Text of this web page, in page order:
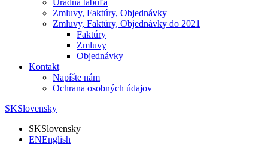
Úradná tabuľa
Zmluvy, Faktúry, Objednávky
Zmluvy, Faktúry, Objednávky do 2021
Faktúry
Zmluvy
Objednávky
Kontakt
Napíšte nám
Ochrana osobných údajov
SKSlovensky
SKSlovensky
ENEnglish